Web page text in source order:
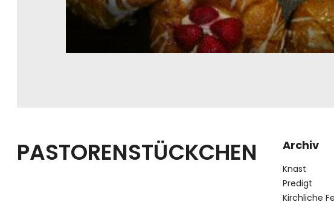
PASTORENSTÜCKCHEN Archiv
Knast
Predigt
Kirchliche